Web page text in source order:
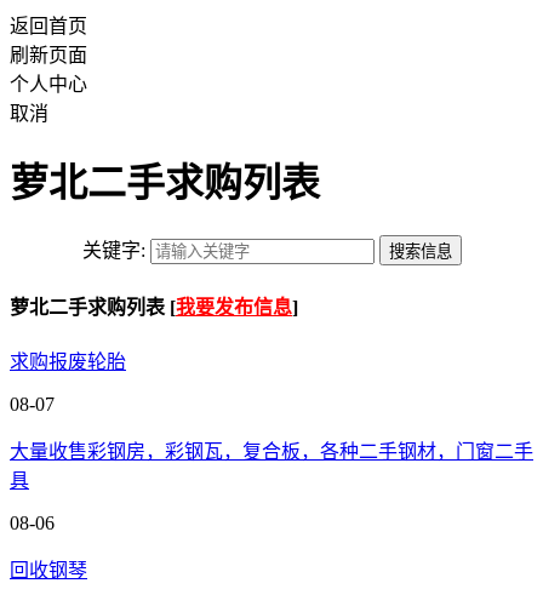
返回首页
刷新页面
个人中心
取消
萝北二手求购列表
关键字:
萝北二手求购列表 [我要发布信息]
求购报废轮胎
08-07
大量收售彩钢房，彩钢瓦，复合板，各种二手钢材，门窗二手
具
08-06
回收钢琴